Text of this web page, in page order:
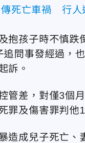
死亡車禍 行人
抱孩子時不慎
問事發經過，
訴。
管差，對僅3個
罪及傷害罪判他
造成兒子死亡